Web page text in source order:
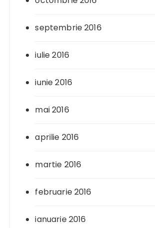
septembrie 2016
iulie 2016
iunie 2016
mai 2016
aprilie 2016
martie 2016
februarie 2016
ianuarie 2016